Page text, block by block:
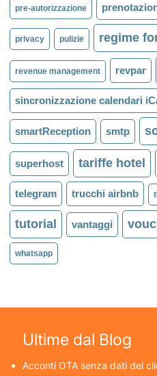
pre-autorizzazione
privacy pulizie regime
revenue management revpar
sincronizzazione calendari
smartReception smtp
superhost tariffe hotel
telegram trucchi airbnb
tutorial vantaggi
whatsapp
Ultime dal Blog
Acconti OTA senza dati del